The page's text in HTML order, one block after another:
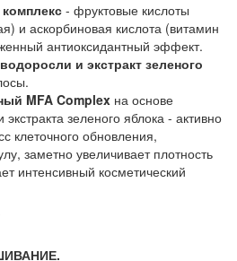
- фруктовые кислоты
и аскорбиновая кислота (витамин
антиоксидантный эффект.
и экстракт зеленого
MFA Complex на основе
экстракта зеленого яблока - активно
клеточного обновления,
заметно увеличивает плотность
интенсивный косметический